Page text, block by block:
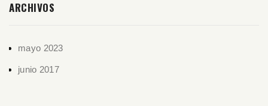
ARCHIVOS
mayo 2023
junio 2017